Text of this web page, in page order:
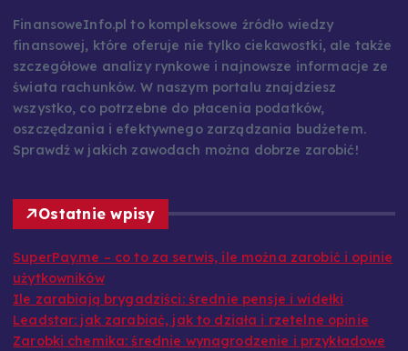
FinansoweInfo.pl to kompleksowe źródło wiedzy
finansowej, które oferuje nie tylko ciekawostki, ale także
szczegółowe analizy rynkowe i najnowsze informacje ze
świata rachunków. W naszym portalu znajdziesz
wszystko, co potrzebne do płacenia podatków,
oszczędzania i efektywnego zarządzania budżetem.
Sprawdź w jakich zawodach można dobrze zarobić!
Ostatnie wpisy
SuperPay.me – co to za serwis, ile można zarobić i opinie
użytkowników
Ile zarabiają brygadziści: średnie pensje i widełki
Leadstar: jak zarabiać, jak to działa i rzetelne opinie
Zarobki chemika: średnie wynagrodzenie i przykładowe